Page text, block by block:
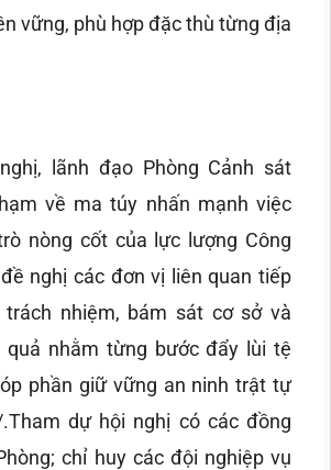
vững, phù hợp đặc thù từng địa
lãnh đạo Phòng Cảnh sát
về ma túy nhấn mạnh việc
nòng cốt của lực lượng Công
nghị các đơn vị liên quan tiếp
nhiệm, bám sát cơ sở và
quả nhằm từng bước đẩy lùi tệ
phần giữ vững an ninh trật tự
dự hội nghị có các đồng
chỉ huy các đội nghiệp vụ